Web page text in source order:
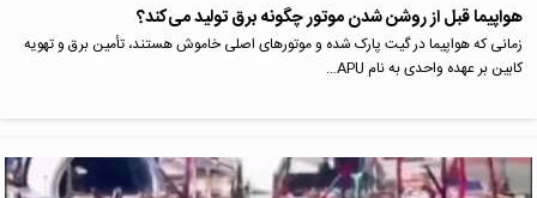
هواپیما قبل از روشن شدن موتور چگونه برق تولید می‌کند؟
زمانی که هواپیما در گیت پارک شده و موتورهای اصلی خاموش هستند، تأمین برق و تهویه
کابین بر عهده واحدی به نام APU…